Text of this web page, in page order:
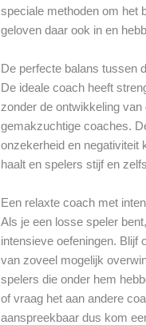
speciale methoden om het
geloven daar ook in en
De perfecte balans tussen
De ideale coach heeft
zonder de ontwikkeling
gemakzuchtige coaches.
onzekerheid en negativiteit
haalt en spelers stijf en
Een relaxte coach met
Als je een losse speler
intensieve oefeningen. Blijf
van zoveel mogelijk
spelers die onder hem
of vraag het aan andere
aanspreekbaar dus kom